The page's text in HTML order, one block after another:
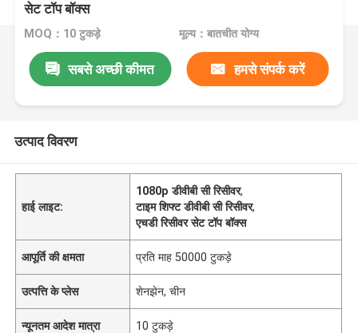
सेट टॉप बॉक्स
MOQ：10 टुकड़े मूल्य：बातचीत योग्य
सबसे अच्छी कीमत हमसे संपर्क करें
उत्पाद विवरण
हाई लाइट:
1080p डीवीबी सी रिसीवर,
टाइम शिफ्ट डीवीबी सी रिसीवर,
एचडी रिसीवर सेट टॉप बॉक्स
आपूर्ति की क्षमता प्रति माह 50000 टुकड़े
उत्पत्ति के प्लेस शेनझेन, चीन
न्यूनतम आदेश मात्रा 10 टुकड़े